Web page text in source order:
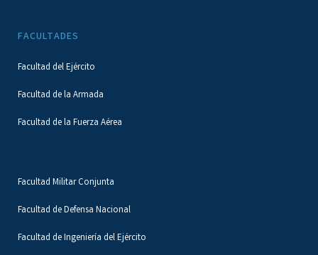
FACULTADES
Facultad del Ejército
Facultad de la Armada
Facultad de la Fuerza Aérea
Facultad Militar Conjunta
Facultad de Defensa Nacional
Facultad de Ingeniería del Ejército